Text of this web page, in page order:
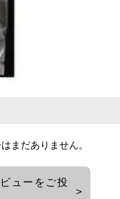
まだありません。
ューをご投